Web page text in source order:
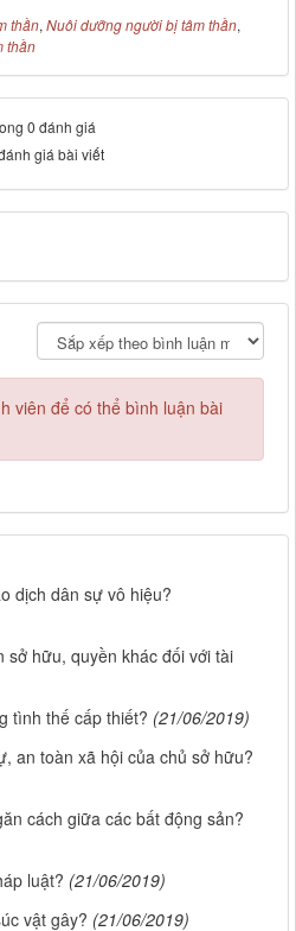
thần, Nuôi dưỡng người bị tâm thần,
thần
0 đánh giá
giá bài viết
viên để có thể bình luận bài
dịch dân sự vô hiệu?
sở hữu, quyền khác đối với tài
tình thế cấp thiết? (21/06/2019)
an toàn xã hội của chủ sở hữu?
cách giữa các bất động sản?
luật? (21/06/2019)
vật gây? (21/06/2019)